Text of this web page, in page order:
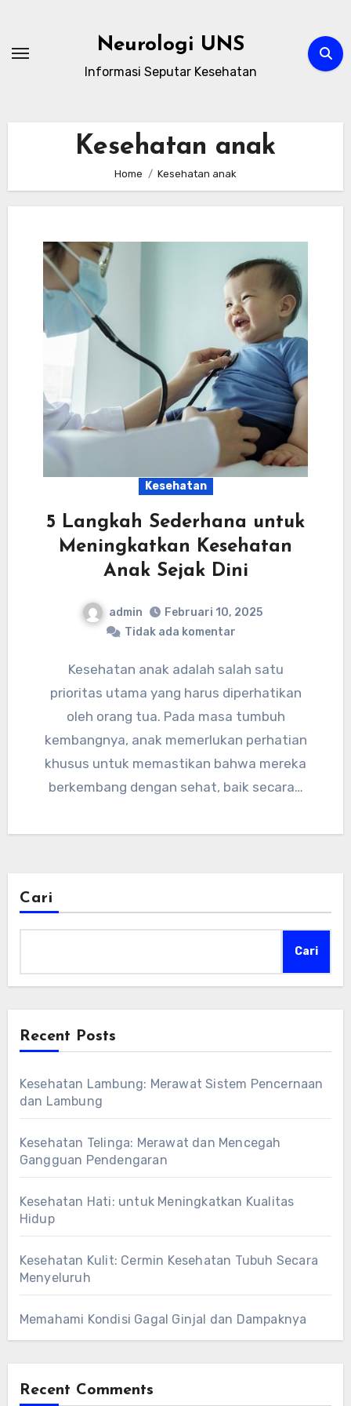
content
Neurologi UNS
Informasi Seputar Kesehatan
Kesehatan anak
Home Kesehatan anak
Kesehatan
5 Langkah Sederhana untuk
Meningkatkan Kesehatan
Anak Sejak Dini
admin
Februari 10, 2025
Tidak ada komentar
Kesehatan anak adalah salah satu
prioritas utama yang harus diperhatikan
oleh orang tua. Pada masa tumbuh
kembangnya, anak memerlukan perhatian
khusus untuk memastikan bahwa mereka
berkembang dengan sehat, baik secara…
Cari
Cari
Recent Posts
Kesehatan Lambung: Merawat Sistem Pencernaan
dan Lambung
Kesehatan Telinga: Merawat dan Mencegah
Gangguan Pendengaran
Kesehatan Hati: untuk Meningkatkan Kualitas
Hidup
Kesehatan Kulit: Cermin Kesehatan Tubuh Secara
Menyeluruh
Memahami Kondisi Gagal Ginjal dan Dampaknya
Recent Comments